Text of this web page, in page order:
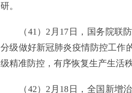
研。
（41）2月17日，国务院联防
分级做好新冠肺炎疫情防控工作
级精准防控，有序恢复生产生活
（42）2月18日，全国新增治